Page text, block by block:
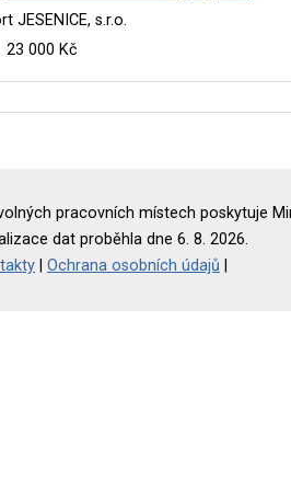
JESENICE, s.r.o.
23 000 Kč
pracovních místech poskytuje
dat proběhla dne 6. 8. 2026.
Ochrana osobních údajů